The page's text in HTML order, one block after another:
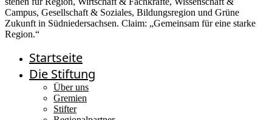
Startseite
Die Stiftung
Über uns
Gremien
Stifter